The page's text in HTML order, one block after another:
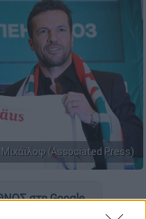
(Associated Press)
στη Google